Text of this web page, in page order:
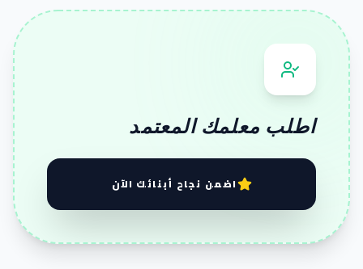
اطلب معلمك المعتمد
اضمن نجاح أبنائك الآن